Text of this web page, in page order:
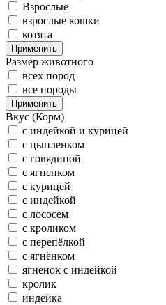
Взрослые
взрослые кошки
котята
Применить
Размер животного
всех пород
все породы
Применить
Вкус (Корм)
с индейкой и курицей
с цыпленком
с говядиной
с ягненком
с курицей
с индейкой
с лососем
с кроликом
с перепёлкой
с ягнёнком
ягненок с индейкой
кролик
индейка